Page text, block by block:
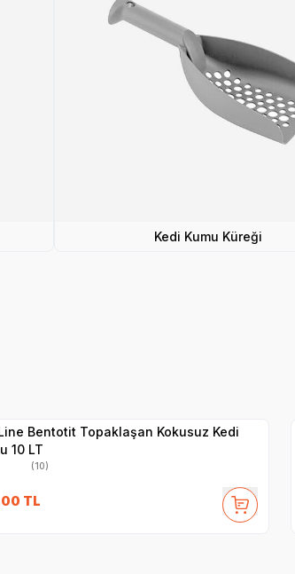
Kedi Kumu Küreği
Bentotit Topaklaşan Kokusuz Kedi
10 LT
(10)
TL